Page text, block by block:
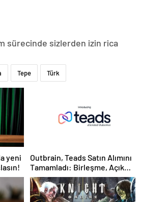
sürecinde sizlerden izin rica
Tepe Türk
Outbrain, Teads Satın Alımını
Tamamladı: Birleşme, Açık
İnternet için Tüm Kanallarda
Sonuç Odaklı Bir Platform
Oluşturuyor